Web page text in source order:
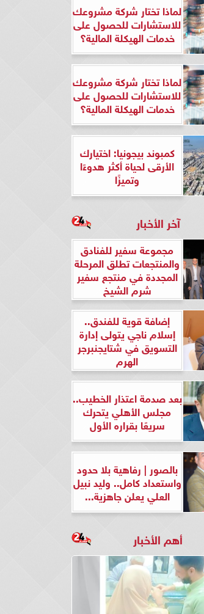
لماذا تختار شركة مشروعك
للاستشارات للحصول على
خدمات الهيكلة المالية؟
لماذا تختار شركة مشروعك
للاستشارات للحصول على
خدمات الهيكلة المالية؟
كمبوند بيجونيا: اختيارك
الأرقى لحياة أكثر هدوءًا
وتميزًا
آخر الأخبار
مجموعة سفير للفنادق
والمنتجعات تطلق المرحلة
المجددة في منتجع سفير
شرم الشيخ
إضافة قوية للفندق..
إسلام ناجي يتولى إدارة
التسويق في شتايجنبرجر
الهرم
بعد صدمة اعتذار الخطيب..
مجلس الأهلي يتحرك
سريعًا بقراره الأول
بالصور | رفاهية بلا حدود
واستعداد كامل.. وليد نبيل
العلي يعلن جاهزية...
أهم الأخبار